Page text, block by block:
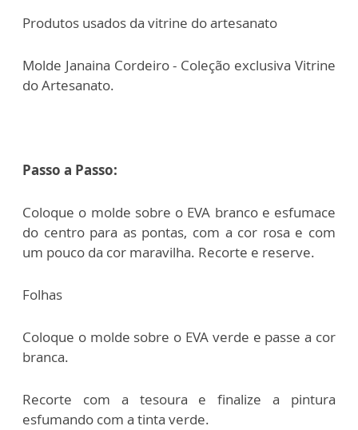
Produtos usados da vitrine do artesanato
Molde Janaina Cordeiro - Coleção exclusiva Vitrine
do Artesanato.
Passo a Passo:
Coloque o molde sobre o EVA branco e esfumace
do centro para as pontas, com a cor rosa e com
um pouco da cor maravilha. Recorte e reserve.
Folhas
Coloque o molde sobre o EVA verde e passe a cor
branca.
Recorte com a tesoura e finalize a pintura
esfumando com a tinta verde.